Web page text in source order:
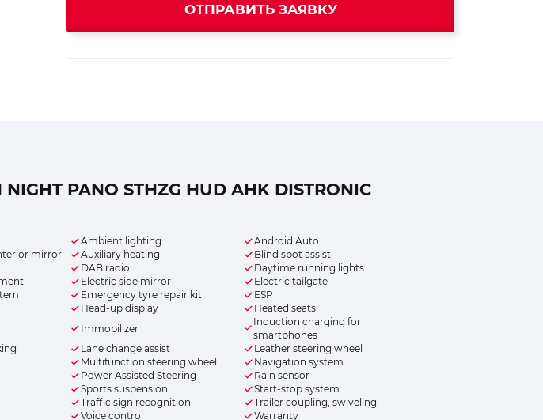
ОТПРАВИТЬ ЗАЯВКУ
PANO STHZG HUD AHK DISTRONIC
Ambient lighting
Android Auto
mirror Auxiliary heating
Blind spot assist
DAB radio
Daytime running lights
Electric side mirror
Electric tailgate
Emergency tyre repair kit
ESP
Head-up display
Heated seats
Immobilizer
Induction charging for
smartphones
Lane change assist
Leather steering wheel
Multifunction steering wheel
Navigation system
Power Assisted Steering
Rain sensor
Sports suspension
Start-stop system
Traffic sign recognition
Trailer coupling, swiveling
Voice control
Warranty